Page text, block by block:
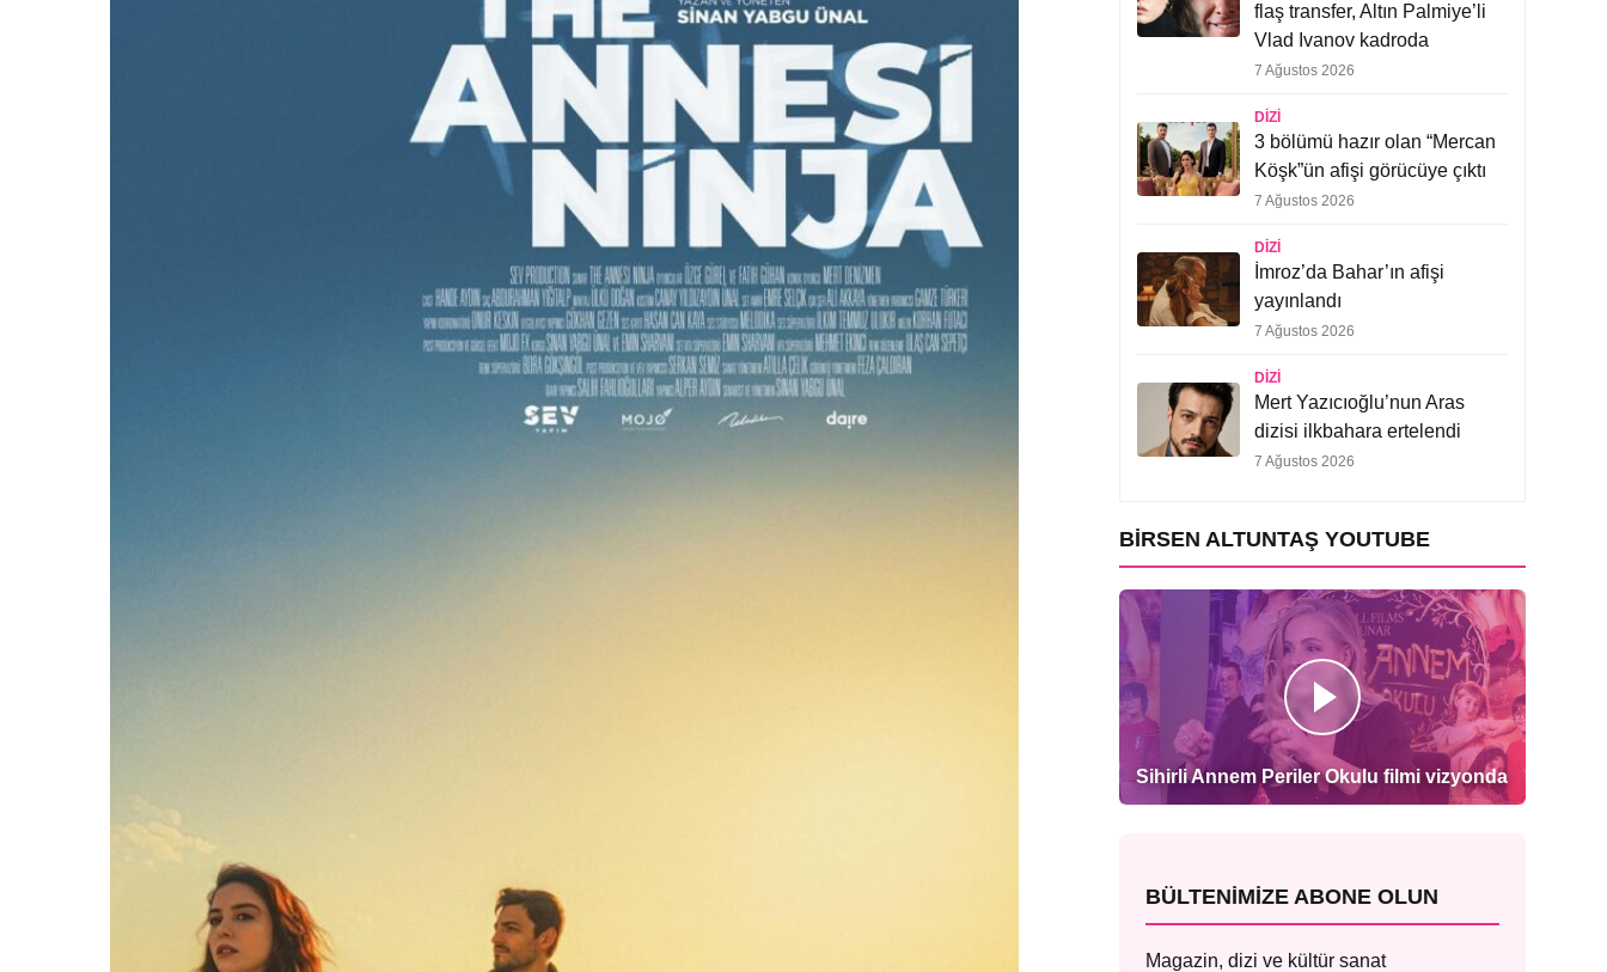
flaş transfer, Altın Palmiye’li
Vlad Ivanov kadroda
7 Ağustos 2026
DIZI
3 bölümü hazır olan “Mercan
Köşk”ün afişi görücüye çıktı
7 Ağustos 2026
DIZI
İmroz’da Bahar’ın afişi
yayınlandı
7 Ağustos 2026
DIZI
Mert Yazıcıoğlu’nun Aras
dizisi ilkbahara ertelendi
7 Ağustos 2026
BIRSEN ALTUNTAŞ YOUTUBE
Sihirli Annem Periler Okulu filmi vizyonda
BÜLTENIMIZE ABONE OLUN
Magazin, dizi ve kültür sanat